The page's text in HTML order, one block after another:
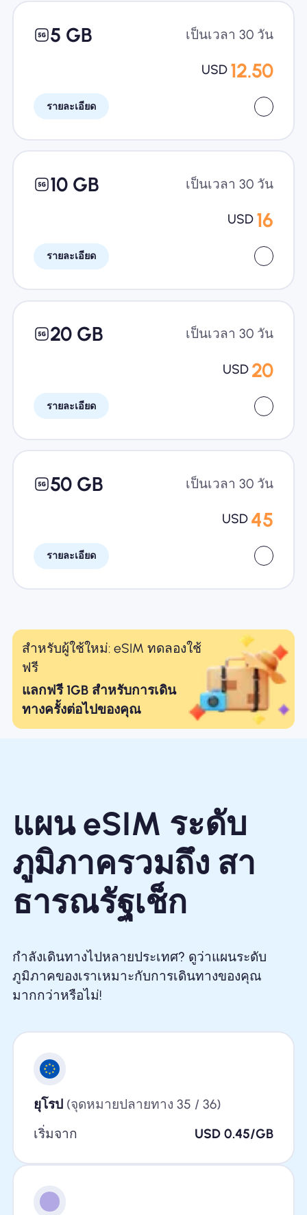
5 GB เป็นเวลา 30 วัน
USD 12.50
รายละเอียด
10 GB เป็นเวลา 30 วัน
USD 16
รายละเอียด
20 GB เป็นเวลา 30 วัน
USD 20
รายละเอียด
50 GB เป็นเวลา 30 วัน
USD 45
รายละเอียด
สำหรับผู้ใช้ใหม่: eSIM ทดลองใช้
ฟรี
แลกฟรี 1GB สำหรับการเดิน
ทางครั้งต่อไปของคุณ
แผน eSIM ระดับ
ภูมิภาครวมถึง สา
ธารณรัฐเช็ก
กำลังเดินทางไปหลายประเทศ? ดูว่าแผนระดับ
ภูมิภาคของเราเหมาะกับการเดินทางของคุณ
มากกว่าหรือไม่!
ยุโรป(จุดหมายปลายทาง 35 / 36)
เริ่มจาก
USD 0.45/GB